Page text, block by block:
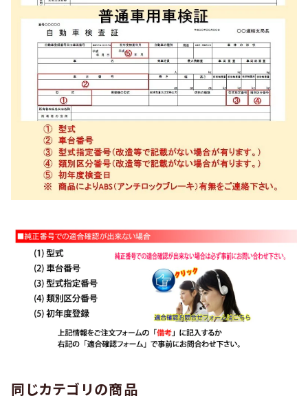
同じカテゴリの商品